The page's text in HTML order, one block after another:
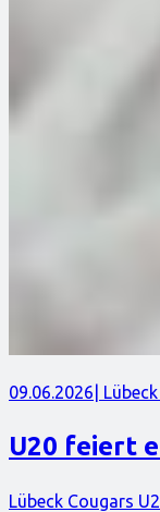
09.06.2026 |
U20 feiert
Lübeck Cougars